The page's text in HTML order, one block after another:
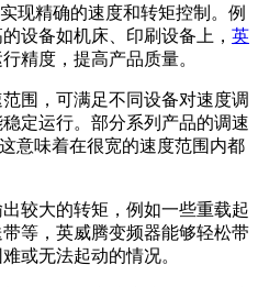
现精确的速度和转矩控制。例
设备如机床、印刷设备上， 英
精度，提高产品质量。
围，可满足不同设备对速度调
定运行。部分系列产品的调速
意味着在很宽的速度范围内都
较大的转矩，例如一些重载起
等，英威腾变频器能够轻松带
或无法起动的情况。